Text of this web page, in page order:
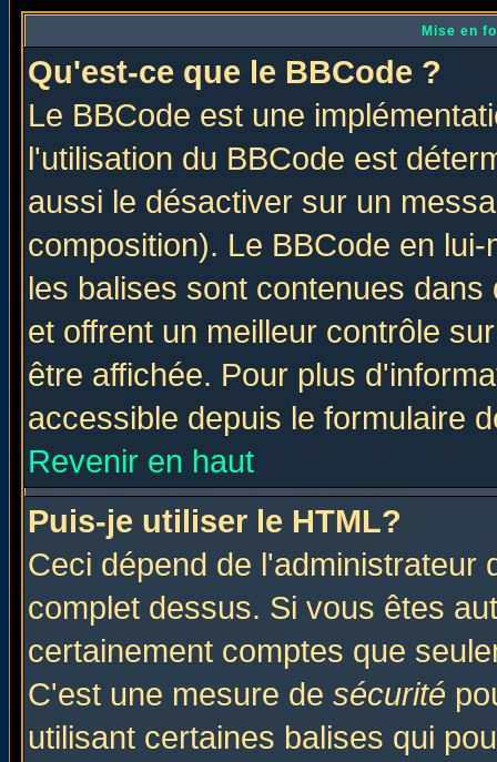
Mise en
Qu'est-ce que le BBCode ?
Le BBCode est une
l'utilisation du BBCode est
aussi le désactiver sur un
composition). Le BBCode en
les balises sont contenues
et offrent un meilleur contrôle
être affichée. Pour plus
accessible depuis le formulaire
Revenir en haut
Puis-je utiliser le HTML?
Ceci dépend de l'administrateur
complet dessus. Si vous êtes
certainement comptes que
C'est une mesure de sécurité
utilisant certaines balises qui